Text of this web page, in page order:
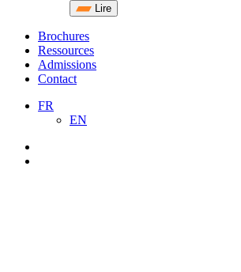
Lire
Brochures
Ressources
Admissions
Contact
FR
EN